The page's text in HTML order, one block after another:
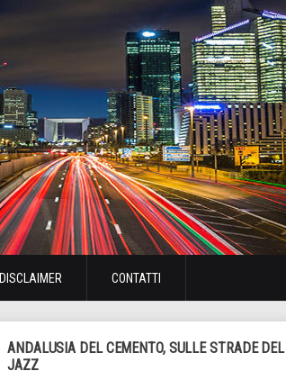
DISCLAIMER CONTATTI
ANDALUSIA DEL CEMENTO, SULLE STRADE DEL
JAZZ